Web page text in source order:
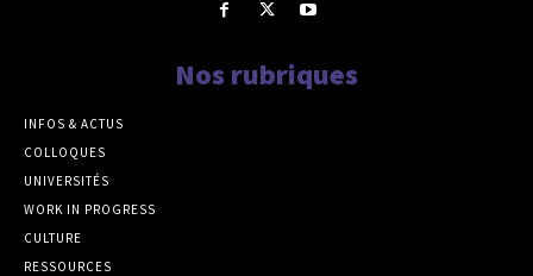
Nos rubriques
INFOS & ACTUS
COLLOQUES
UNIVERSITÉS
WORK IN PROGRESS
CULTURE
RESSOURCES